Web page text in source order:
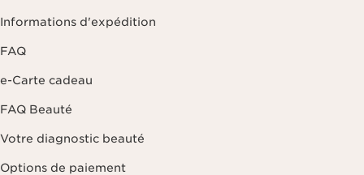
Informations d'expédition
FAQ
e-Carte cadeau
FAQ Beauté
Votre diagnostic beauté
Options de paiement